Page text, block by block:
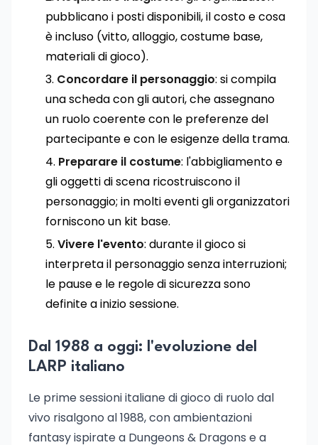
pubblicano i posti disponibili, il costo e cosa
è incluso (vitto, alloggio, costume base,
materiali di gioco).
Concordare il personaggio: si compila
una scheda con gli autori, che assegnano
un ruolo coerente con le preferenze del
partecipante e con le esigenze della trama.
Preparare il costume: l'abbigliamento e
gli oggetti di scena ricostruiscono il
personaggio; in molti eventi gli organizzatori
forniscono un kit base.
Vivere l'evento: durante il gioco si
interpreta il personaggio senza interruzioni;
le pause e le regole di sicurezza sono
definite a inizio sessione.
Dal 1988 a oggi: l'evoluzione del
LARP italiano
Le prime sessioni italiane di gioco di ruolo dal
vivo risalgono al 1988, con ambientazioni
fantasy ispirate a Dungeons & Dragons e a